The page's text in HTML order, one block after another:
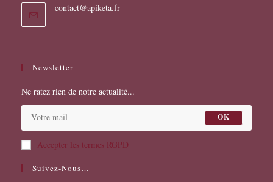
contact@apiketa.frS’ouvre
Newsletter
Ne ratez rien de notre actualité...
OK
Accepter les termes RGPD
Suivez-Nous…